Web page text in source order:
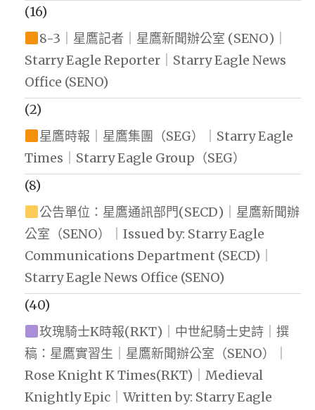
(16)
8-3｜星鷹記者｜星鷹新聞辦公室 (SENO)｜
Starry Eagle Reporter｜Starry Eagle News
Office (SENO)
(2)
星鷹時報｜星鷹集團（SEG）｜Starry Eagle
Times｜Starry Eagle Group（SEG）
(8)
公告單位：星鷹通訊部門(SECD)｜星鷹新聞辦
公室（SENO）｜Issued by: Starry Eagle
Communications Department (SECD)｜
Starry Eagle News Office (SENO)
(40)
玫瑰騎士K時報(RKT)｜中世紀騎士史詩｜撰
稿：星鷹實習生｜星鷹新聞辦公室（SENO）｜
Rose Knight K Times(RKT)｜Medieval
Knightly Epic｜Written by: Starry Eagle